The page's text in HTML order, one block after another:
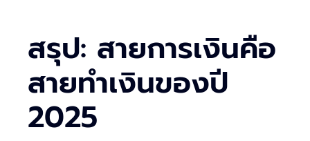
สรุป: สายการเงินคือ
สายทำเงินของปี
2025